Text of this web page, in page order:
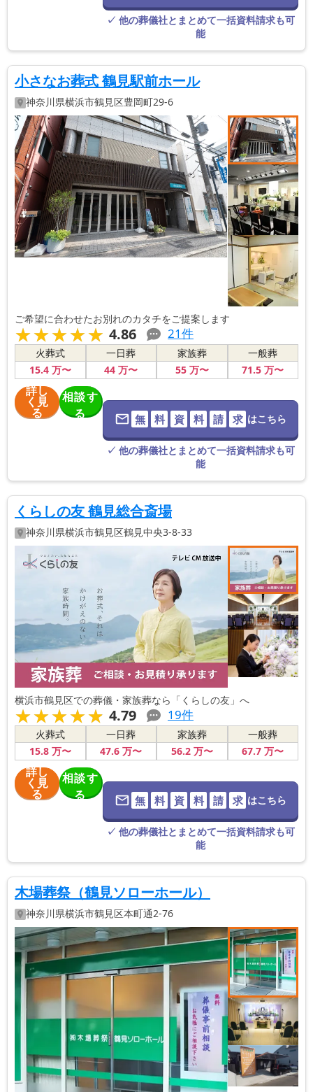
✓ 他の葬儀社とまとめて一括資料請求も可
能
小さなお葬式 鶴見駅前ホール
神奈川県横浜市鶴見区豊岡町29-6
ご希望に合わせたお別れのカタチをご提案します
★★★★★
★★★★★ 4.86 21件
火葬式
15.4万〜
一日葬
44 万〜
家族葬
55万〜
一般葬
71.5 万〜
詳し
く見
る
相談す
る
無 料 資 料 請 求 はこちら
✓ 他の葬儀社とまとめて一括資料請求も可
能
くらしの友 鶴見総合斎場
神奈川県横浜市鶴見区鶴見中央3-8-33
横浜市鶴見区での葬儀・家族葬なら「くらしの友」へ
★★★★★
★★★★★ 4.79 19件
火葬式
15.8万〜
一日葬
47.6 万〜
家族葬
56.2万〜
一般葬
67.7 万〜
詳し
く見
る
相談す
る
無 料 資 料 請 求 はこちら
✓ 他の葬儀社とまとめて一括資料請求も可
能
木場葬祭（鶴見ソローホール）
神奈川県横浜市鶴見区本町通2-76